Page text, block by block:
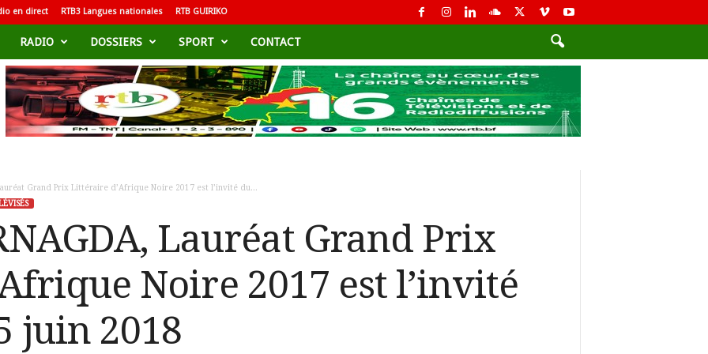
en direct RTB3 Langues nationales RTB GUIRIKO
RADIO DOSSIERS SPORT CONTACT
Grand Prix Littéraire d’Afrique Noire 2017 est l’invité du...
Lauréat Grand Prix
Noire 2017 est l’invité
juin 2018